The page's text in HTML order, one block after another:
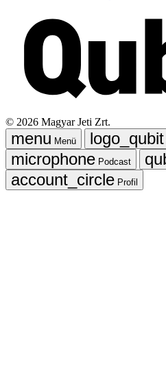
© 2026 Magyar Jeti Zrt.
Menü
Podcast
Profil